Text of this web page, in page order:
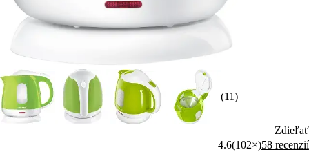
(11)
Zdieľať
4.6(102×)58 recenzií